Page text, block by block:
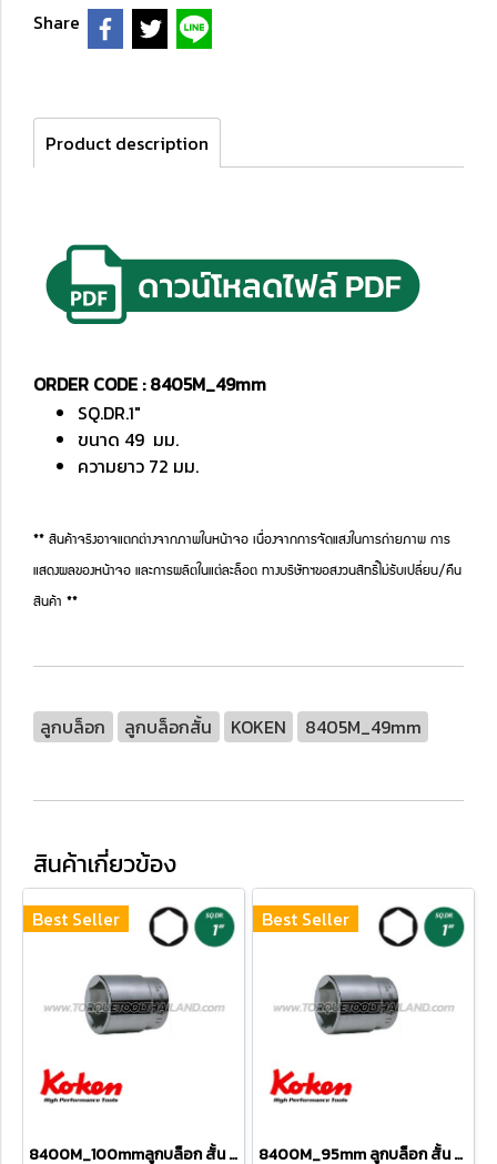
Share
Product description
ORDER CODE : 8405M_49mm
SQ.DR.1"
ขนาด 49 มม.
ความยาว 72 มม.
** สินค้าจริงอาจแตกต่างจากภาพในหน้าจอ เนื่องจากการจัดแสงในการถ่ายภาพ การ
แสดงผลของหน้าจอ และการผลิตในแต่ละล็อต ทางบริษัทฯขอสงวนสิทธิ์ไม่รับเปลี่ยน/คืน
สินค้า **
ลูกบล็อก ลูกบล็อกสั้น KOKEN 8405M_49mm
สินค้าเกี่ยวข้อง
Best Seller
8400M_100mmลูกบล็อก สั้น 6P (SQ.DR 1") Hand Sockets
Best Seller
8400M_95mm ลูกบล็อก สั้น 6P (SQ.DR 1") Hand Sockets